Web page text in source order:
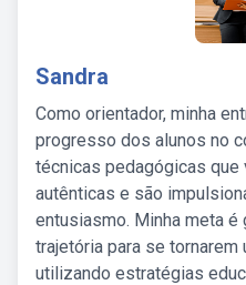
Sandra
Como orientador, minha
progresso dos alunos no
técnicas pedagógicas que
autênticas e são
entusiasmo. Minha meta
trajetória para se tornarem
utilizando estratégias